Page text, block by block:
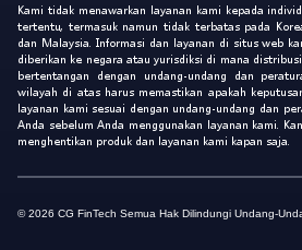
Kami tidak menawarkan layanan kami kepada
tertentu, termasuk namun tidak terbatas pada
dan Malaysia. Informasi dan layanan di situs web
diberikan ke negara atau yurisdiksi di mana
bertentangan dengan undang-undang dan
wilayah di atas harus memastikan apakah
layanan kami sesuai dengan undang-undang dan
Anda sebelum Anda menggunakan layanan kami.
menghentikan produk dan layanan kami kapan saja.
© 2026 CG FinTech Semua Hak Dilindungi Undang-